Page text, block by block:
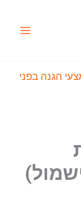
הגנה בפני